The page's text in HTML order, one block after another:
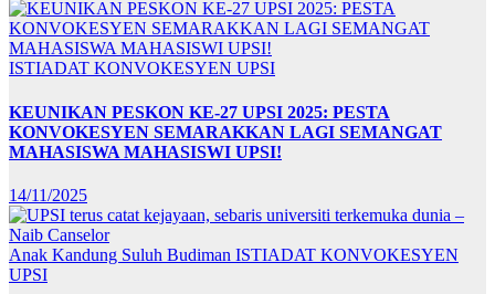
ISTIADAT KONVOKESYEN UPSI
KEUNIKAN PESKON KE-27 UPSI 2025: PESTA
KONVOKESYEN SEMARAKKAN LAGI SEMANGAT
MAHASISWA MAHASISWI UPSI!
14/11/2025
Anak Kandung Suluh Budiman ISTIADAT KONVOKESYEN
UPSI